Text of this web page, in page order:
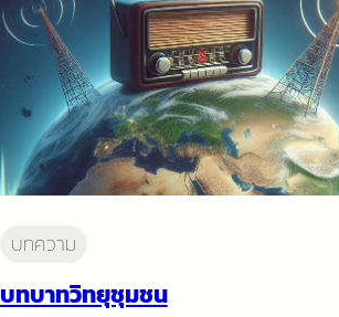
บทความ
บทบาทวิทยุชุมชน